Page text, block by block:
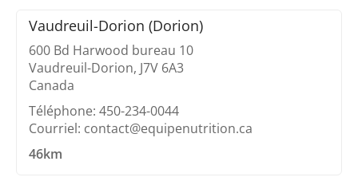
Vaudreuil-Dorion (Dorion)
600 Bd Harwood bureau 10
Vaudreuil-Dorion, J7V 6A3
Canada
Téléphone: 450-234-0044
Courriel: contact@equipenutrition.ca
46km